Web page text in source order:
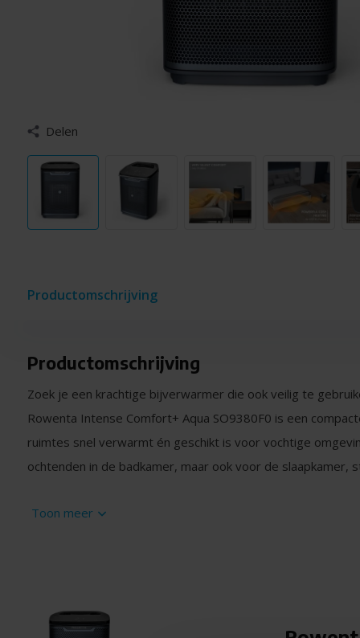
Delen
Productomschrijving
Productomschrijving
Zoek je een krachtige bijverwarmer die ook veilig te
Rowenta Intense Comfort+ Aqua SO9380F0 is een
ruimtes snel verwarmt én geschikt is voor vochtige
ochtenden in de badkamer, maar ook voor de slaapkamer,
Krachtige verwarming met fluisterstille modus
Met 2400 watt aan vermogen verwarmt de Intense
Toon meer